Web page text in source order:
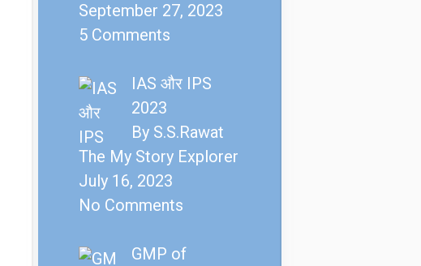
September 27, 2023
5 Comments
IAS और IPS
2023
By S.S.Rawat
The My Story Explorer
July 16, 2023
No Comments
GMP of